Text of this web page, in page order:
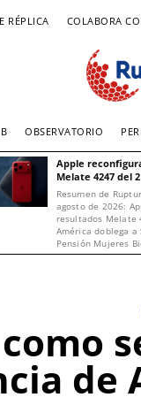
RÉPLICA COLABORA
OBSERVATORIO
Apple
Melate 4247 del
Resumen de
agosto de 2026:
resultados Melate
América doblega
Pensión Mujeres
de